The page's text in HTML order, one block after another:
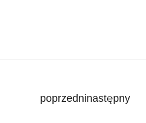
poprzedninastępny